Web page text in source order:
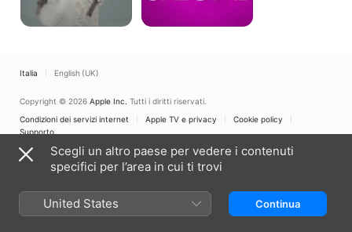
Italia English (UK)
Copyright © 2026 Apple Inc. Tutti i diritti riservati.
Condizioni dei servizi internet
Apple TV e privacy
Cookie policy
Supporto
Scegli un altro paese per vedere i contenuti
specifici per l’area in cui ti trovi
United States Continua